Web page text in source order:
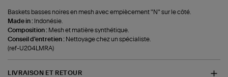
Baskets basses noires en mesh avec empiècement "N" sur le côté.
Made in : Indonésie.
Composition : Mesh et matière synthétique.
Conseil d'entretien : Nettoyage chez un spécialiste.
(ref-U204LMRA)
LIVRAISON ET RETOUR